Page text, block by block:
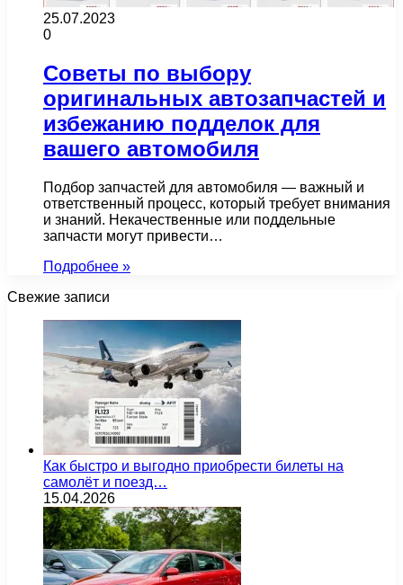
25.07.2023
0
Советы по выбору
оригинальных автозапчастей и
избежанию подделок для
вашего автомобиля
Подбор запчастей для автомобиля — важный и
ответственный процесс, который требует внимания
и знаний. Некачественные или поддельные
запчасти могут привести…
Подробнее »
Свежие записи
Как быстро и выгодно приобрести билеты на
самолёт и поезд…
15.04.2026